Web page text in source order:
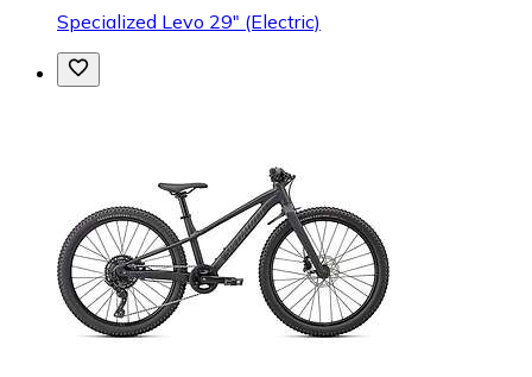
Specialized Levo 29" (Electric)